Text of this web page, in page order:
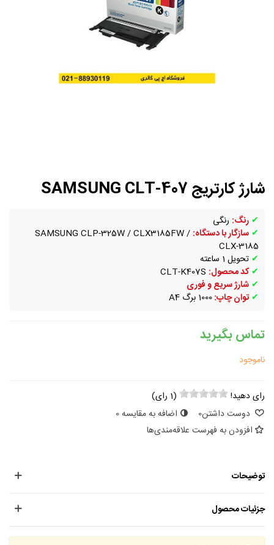
شارژ کارتریج SAMSUNG CLT-407
✔ رنگ: رنگی
✔ سازگار با دستگاه: SAMSUNG CLP-325W / CLX3185FW /
CLX-3185
✔ تحویل 1 ساعته
✔ کد محصول: CLT-K407S
✔ شارژ سریع و فوری
✔ توان چاپ:1000 برگ A4
تماس بگیرید
ناموجود
رای دهید! (
1 رای)
دوست داشتن0 اضافه به مقایسه0
افزودن به فهرست علاقه‌مندی‌ها
توضیحات
جزئیات محصول